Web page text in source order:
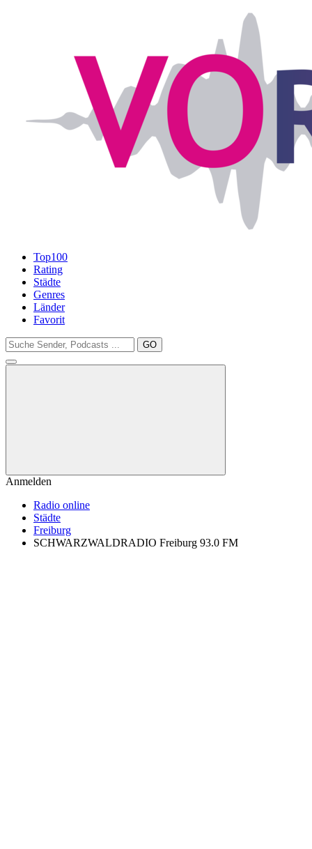
Top100
Rating
Städte
Genres
Länder
Favorit
GO
Anmelden
Radio online
Städte
Freiburg
SCHWARZWALDRADIO Freiburg 93.0 FM